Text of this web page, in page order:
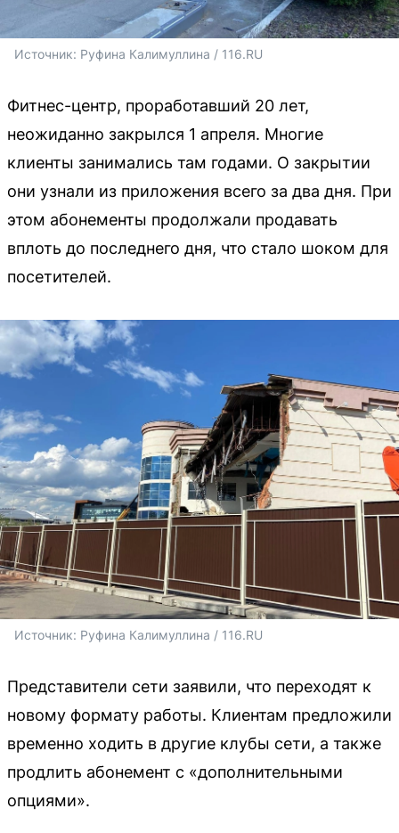
Источник: Руфина Калимуллина / 116.RU
Фитнес-центр, проработавший 20 лет,
неожиданно закрылся 1 апреля. Многие
клиенты занимались там годами. О закрытии
они узнали из приложения всего за два дня. При
этом абонементы продолжали продавать
вплоть до последнего дня, что стало шоком для
посетителей.
Источник: Руфина Калимуллина / 116.RU
Представители сети заявили, что переходят к
новому формату работы. Клиентам предложили
временно ходить в другие клубы сети, а также
продлить абонемент с «дополнительными
опциями».